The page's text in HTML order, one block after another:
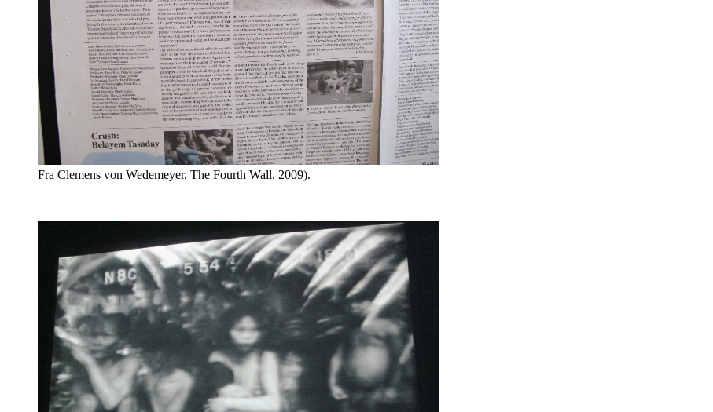
Fra Clemens von Wedemeyer, The Fourth Wall, 2009).